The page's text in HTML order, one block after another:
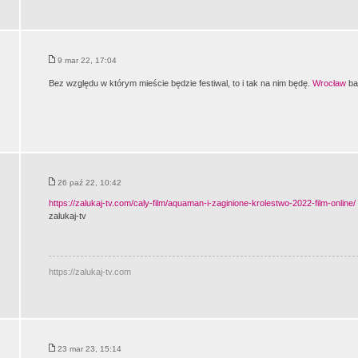
9 mar 22, 17:04
Bez względu w którym mieście będzie festiwal, to i tak na nim będę.Wrocław
26 paź 22, 10:42
https://zalukaj-tv.com/caly-film/aquaman-i-zaginione-krolestwo-2022-film-online/
zalukaj-tv
https://zalukaj-tv.com
23 mar 23, 15:14